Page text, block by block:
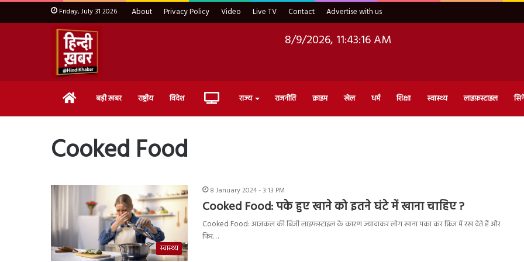
Friday, July 31 2026 About Privacy Policy Video Live TV Contact Advertise with us
8/9/2026, 11:43:17 AM
Home बड़ी ख़बर राष्ट्रीय विदेश Live राज्य राजनीति क्राइम खेल धर्म शिक्षा स्वास्थ्य लाइफ़स्टाइल
Cooked Food
स्वास्थ्य
8 January 2024 - 3:13 PM
Cooked Food: पके हुए खाने को इतने घंटे में खाना चाहिए ?
Cooked Food: आजकल की बिजी लाइफस्टाइल के कारण ज्यादाकर लोग खाना पका कर फ्रिज में रख देते हैं और
फिर…